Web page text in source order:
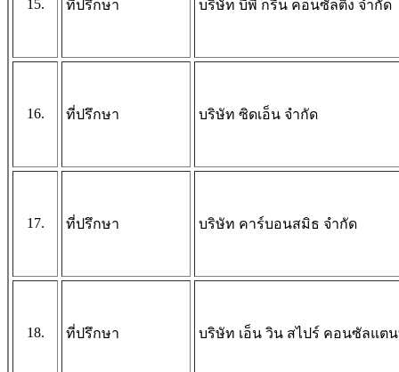
15. ที่ปรึกษา บริษัท บีพี กรีน คอนซัลติ้ง จำกัด
16. ที่ปรึกษา บริษัท ซิดเอ็น จำกัด
17. ที่ปรึกษา บริษัท คาร์บอนสมิธ จำกัด
18. ที่ปรึกษา บริษัท เอ็น วิน สไปร์ คอนซัลแต